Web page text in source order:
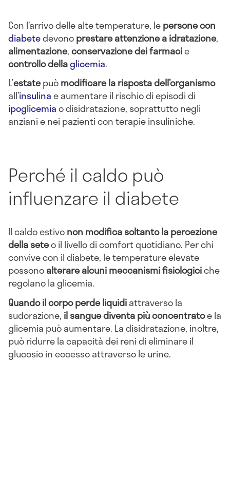
Con l’arrivo delle alte temperature, lepersone con
diabetedevonoprestare attenzione a idratazione,
alimentazione,conservazione dei farmacie
controllo dellaglicemia.
L’estatepuòmodificare la risposta dell’organismo
all’insulinae aumentare il rischio di episodi di
ipoglicemiao disidratazione, soprattutto negli
anziani e nei pazienti con terapie insuliniche.
Perché il caldo può
influenzare il diabete
Il caldo estivonon modifica soltanto la percezione
della seteo il livello di comfort quotidiano. Per chi
convive con il diabete, le temperature elevate
possonoalterare alcuni meccanismi fisiologiciche
regolano la glicemia.
Quando il corpo perde liquidiattraverso la
sudorazione, il sangue diventa più concentratoe la
glicemia può aumentare. La disidratazione, inoltre,
può ridurre la capacità dei reni di eliminare il
glucosio in eccesso attraverso le urine.